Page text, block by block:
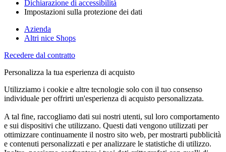
Dichiarazione di accessibilità
Impostazioni sulla protezione dei dati
Azienda
Altri nice Shops
Recedere dal contratto
Personalizza la tua esperienza di acquisto
Utilizziamo i cookie e altre tecnologie solo con il tuo consenso
individuale per offrirti un'esperienza di acquisto personalizzata.
A tal fine, raccogliamo dati sui nostri utenti, sul loro comportamento
e sui dispositivi che utilizzano. Questi dati vengono utilizzati per
ottimizzare continuamente il nostro sito web, per mostrarti pubblicità
e contenuti personalizzati e per analizzare le statistiche di utilizzo.